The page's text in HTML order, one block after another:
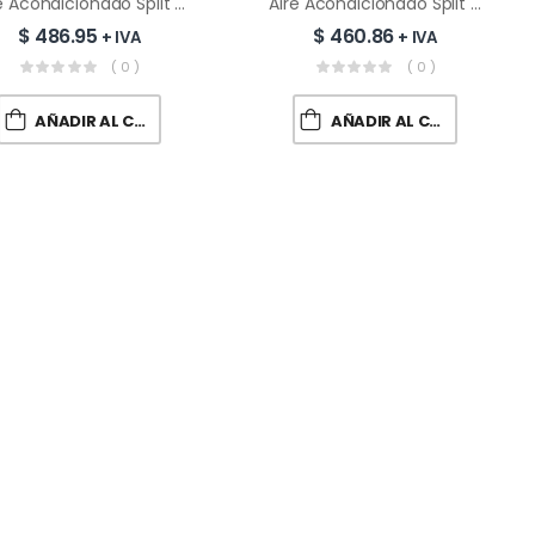
$ 486.95 + IVA
( 0 )
AÑADIR AL CARRITO
$ 460.86 + IVA
( 0 )
AÑADIR AL CARRITO